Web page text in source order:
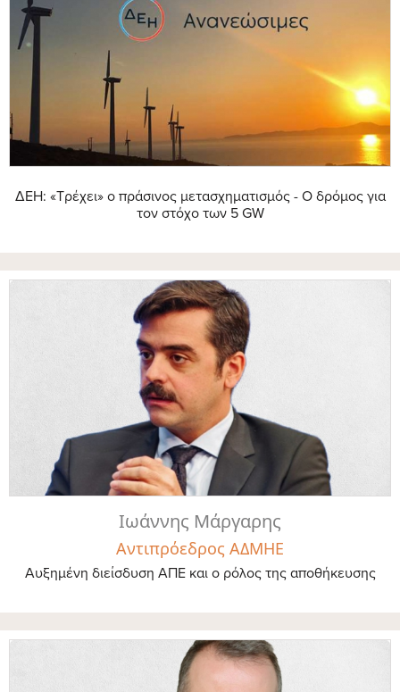
ΔΕΗ: «Τρέχει» ο πράσινος μετασχηματισμός - Ο δρόμος για
τον στόχο των 5 GW
Ιωάννης Μάργαρης
Αντιπρόεδρος ΑΔΜΗΕ
Αυξημένη διείσδυση ΑΠΕ και ο ρόλος της αποθήκευσης